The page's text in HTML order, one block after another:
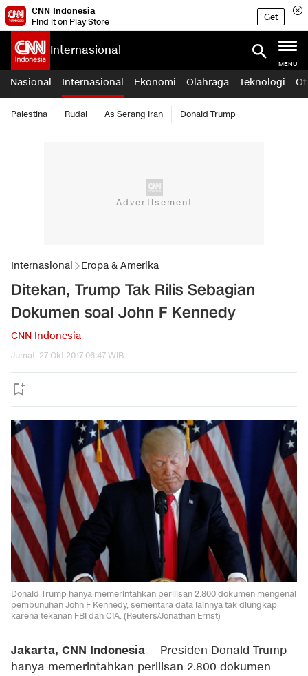
CNN Indonesia
Find it on Play Store
Get
Internasional
MENU
Nasional Internasional Ekonomi Olahraga Teknologi
Palestina Rudal As Serang Iran Donald Trump
Internasional Eropa & Amerika
Ditekan, Trump Tak Rilis Sebagian
Dokumen soal John F Kennedy
CNN Indonesia
Jumat, 27 Okt 2017 06:47 WIB
Donald Trump hanya memerintahkan perilisan 2.800 dokumen mengenai
pembunuhan John F Kennedy, sementara data lainnya tak diungkap
karena tekanan FBI dan CIA. (Reuters/Jonathan Ernst)
Jakarta, CNN Indonesia -- Presiden Donald Trump
hanya memerintahkan perilisan 2.800 dokumen